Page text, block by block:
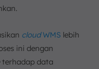
cloudWMS lebih
ini dengan
terhadap data